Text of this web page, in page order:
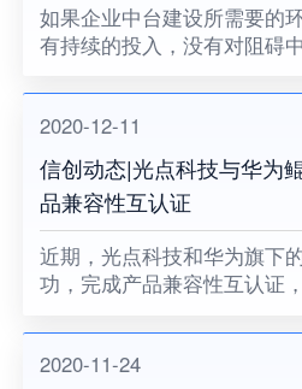
如果企业中台建设所需要的
有持续的投入，没有对阻碍
业中台将很难健康地成长。
2020-12-11
信创动态|光点科技与华为
品兼容性互认证
近期，光点科技和华为旗下
功，完成产品兼容性互认证
2020-11-24